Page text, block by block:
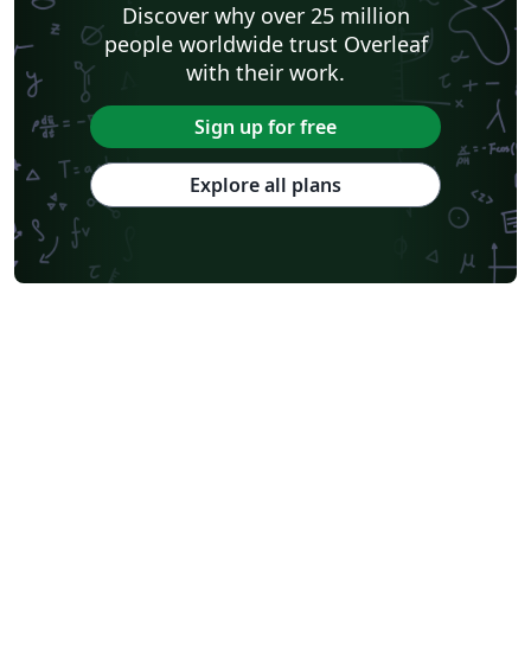
Discover why over 25 million
people worldwide trust Overleaf
with their work.
Sign up for free
Explore all plans